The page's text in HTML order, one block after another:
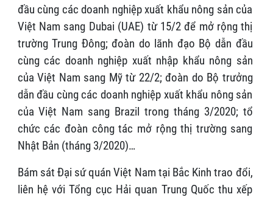
đầu cùng các doanh nghiệp xuất khẩu nông sản của
Việt Nam sang Dubai (UAE) từ 15/2 để mở rộng thị
trường Trung Đông; đoàn do lãnh đạo Bộ dẫn đầu
cùng các doanh nghiệp xuất nhập khẩu nông sản
của Việt Nam sang Mỹ từ 22/2; đoàn do Bộ trưởng
dẫn đầu cùng các doanh nghiệp xuất khẩu nông sản
của Việt Nam sang Brazil trong tháng 3/2020; tổ
chức các đoàn công tác mở rộng thị trường sang
Nhật Bản (tháng 3/2020)…
Bám sát Đại sứ quán Việt Nam tại Bắc Kinh trao đổi,
liên hệ với Tổng cục Hải quan Trung Quốc thu xếp